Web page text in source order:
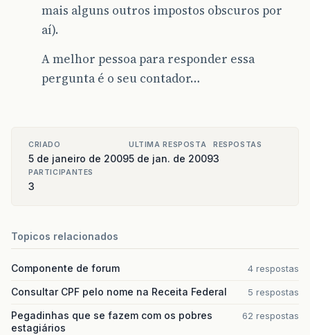
mais alguns outros impostos obscuros por
aí).
A melhor pessoa para responder essa
pergunta é o seu contador…
CRIADO
5 de janeiro de 2009
ULTIMA RESPOSTA
5 de jan. de 2009
RESPOSTAS
3
PARTICIPANTES
3
Topicos relacionados
Componente de forum 4 respostas
Consultar CPF pelo nome na Receita Federal 5 respostas
Pegadinhas que se fazem com os pobres
estagiários
62 respostas